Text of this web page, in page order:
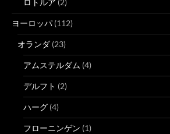
ロトルア (2)
ヨーロッパ (112)
オランダ (23)
アムステルダム (4)
デルフト (2)
ハーグ (4)
フローニンゲン (1)